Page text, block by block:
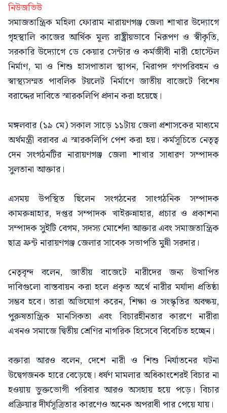
নিউজভিউ
সমাজতান্ত্রিক মহিলা ফোরাম নারায়ণগঞ্জ জেলা শাখার উদ্যোগে
গৃহস্থালি কাজের আর্থিক মূল্য রাষ্ট্রীয়ভাবে নিরূপণ ও স্বীকৃতি,
সরকারি উদ্যোগে ডে কেয়ার সেন্টার ও কর্মজীবী নারী হোস্টেল
নির্মাণ, মা ও শিশু হাসপাতাল স্থাপন, নিরাপদ গণপরিবহন ও
স্বাস্থ্যসম্মত পাবলিক টয়লেট নির্মাণে জাতীয় বাজেটে বিশেষ
বরাদ্দের দাবিতে স্মারকলিপি প্রদান করা হয়েছে।
মঙ্গলবার (১৯ মে) সকাল সাড়ে ১১টায় জেলা প্রশাসকের মাধ্যমে
অর্থমন্ত্রী বরাবর এ স্মারকলিপি পেশ করা হয়। কর্মসূচিতে নেতৃত্ব
দেন সংগঠনটির নারায়ণগঞ্জ জেলা শাখার সাধারণ সম্পাদক
সুলতানা আক্তার।
এসময় উপস্থিত ছিলেন সংগঠনের সাংগঠনিক সম্পাদক
কামরুন্নাহার, দপ্তর সম্পাদক খাইরুন্নাহার, প্রচার ও প্রকাশনা
সম্পাদক সুইটি বেগম, সদস্য মোর্শেদা আক্তার এবং সমাজতান্ত্রিক
ছাত্র ফ্রন্ট নারায়ণগঞ্জ জেলার সাবেক সভাপতি মুন্নী সরদার।
নেতৃবৃন্দ বলেন, জাতীয় বাজেটে নারীদের জন্য উত্থাপিত
দাবিগুলো বাস্তবায়ন করা হলে প্রকৃত অর্থে নারীর মর্যাদা প্রতিষ্ঠা
সম্ভব হবে। তারা অভিযোগ করেন, শিক্ষা ও সংস্কৃতির অবক্ষয়,
পুরুষতান্ত্রিক মানসিকতা এবং বিচারহীনতার কারণে নারীরা
এখনও সমাজে দ্বিতীয় শ্রেণির নাগরিক হিসেবে বিবেচিত হচ্ছেন।
বক্তারা আরও বলেন, দেশে নারী ও শিশু নির্যাতনের ঘটনা
উদ্বেগজনক হারে বেড়েছে। ধর্ষণ মামলার অধিকাংশেরই বিচার না
হওয়ায় ভুক্তভোগী পরিবার আরও অসহায় হয়ে পড়ে। বিচার
প্রক্রিয়ার দীর্ঘসূত্রিতার কারণেও অনেক অপরাধী পার পেয়ে যায়।